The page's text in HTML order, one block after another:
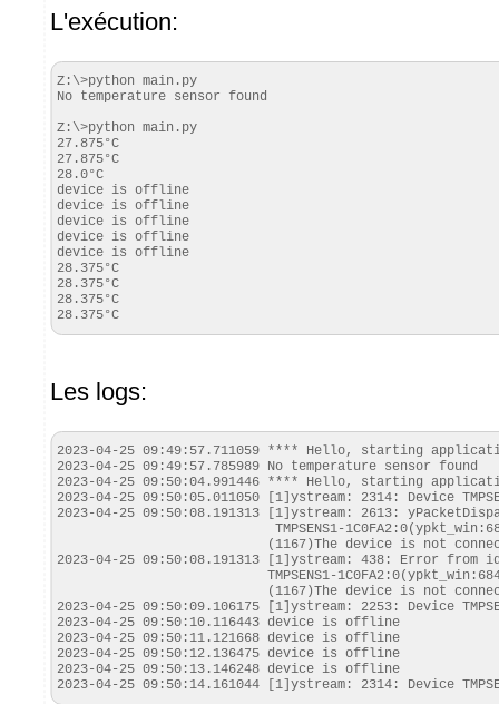
L'exécution:
Z:\>python main.py
No temperature sensor found
Z:\>python main.py
27.875°C
27.875°C
28.0°C
device is offline
device is offline
device is offline
device is offline
device is offline
28.375°C
28.375°C
28.375°C
28.375°C
Les logs:
2023-04-25 09:49:57.711059 **** Hello, starting
2023-04-25 09:49:57.785989 No temperature sensor found
2023-04-25 09:50:04.991446 **** Hello, starting
2023-04-25 09:50:05.011050 [1]ystream: 2314: Device
2023-04-25 09:50:08.191313 [1]ystream: 2613:
2023-04-25 09:50:08.191313 [1]ystream: 438: Error from
2023-04-25 09:50:09.106175 [1]ystream: 2253: Device
2023-04-25 09:50:10.116443 device is offline
2023-04-25 09:50:11.121668 device is offline
2023-04-25 09:50:12.136475 device is offline
2023-04-25 09:50:13.146248 device is offline
2023-04-25 09:50:14.161044 [1]ystream: 2314: Device